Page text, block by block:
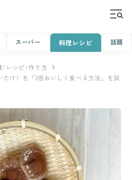
スーパー 料理レシピ 話題
/レシピ/作り方
たけ）を「3倍おいしく食べる方法」を試